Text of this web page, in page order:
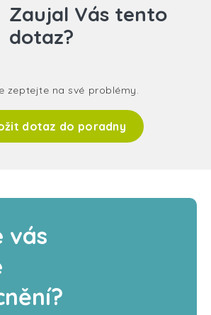
Zaujal Vás tento
dotaz?
zeptejte na své problémy.
dotaz do poradny
vás